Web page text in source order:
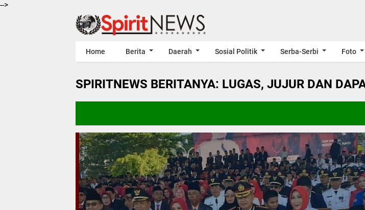
-->
Home Berita Daerah Sosial Politik Serba-Serbi Foto
SPIRITNEWS BERITANYA: LUGAS, JUJUR DAN